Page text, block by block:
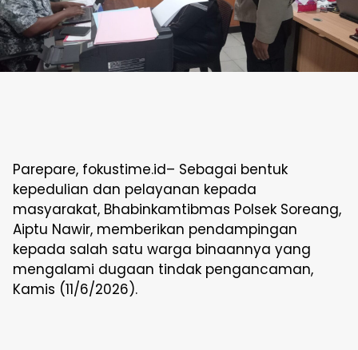
Parepare, fokustime.id– Sebagai bentuk
kepedulian dan pelayanan kepada
masyarakat, Bhabinkamtibmas Polsek Soreang,
Aiptu Nawir, memberikan pendampingan
kepada salah satu warga binaannya yang
mengalami dugaan tindak pengancaman,
Kamis (11/6/2026).